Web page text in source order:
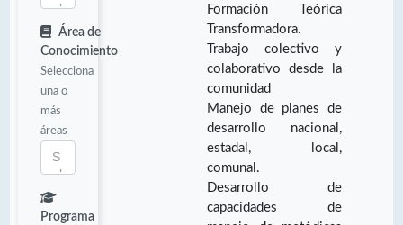
Área de
Conocimiento
Selecciona
una o
más
áreas
Programa
Formación Teórica
Transformadora.
Trabajo colectivo y
colaborativo desde la
comunidad
Manejo de planes de
desarrollo nacional,
estadal, local,
comunal.
Desarrollo de
capacidades de